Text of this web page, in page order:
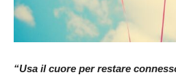
“Usa il cuore per restare